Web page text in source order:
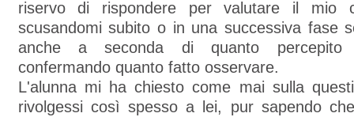
riservo di rispondere per valutare il mio
scusandomi subito o in una successiva fase
anche a seconda di quanto percepito
confermando quanto fatto osservare.
L'alunna mi ha chiesto come mai sulla
rivolgessi così spesso a lei, pur sapendo